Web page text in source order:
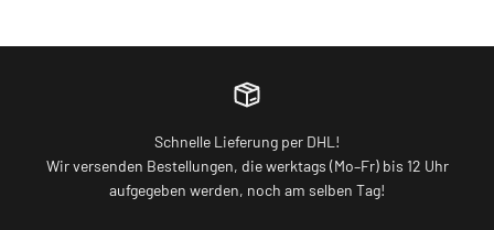
Schnelle Lieferung per DHL!
Wir versenden Bestellungen, die werktags (Mo–Fr) bis 12 Uhr
aufgegeben werden, noch am selben Tag!